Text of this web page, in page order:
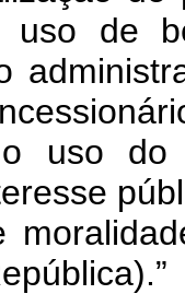
uso de
o uso